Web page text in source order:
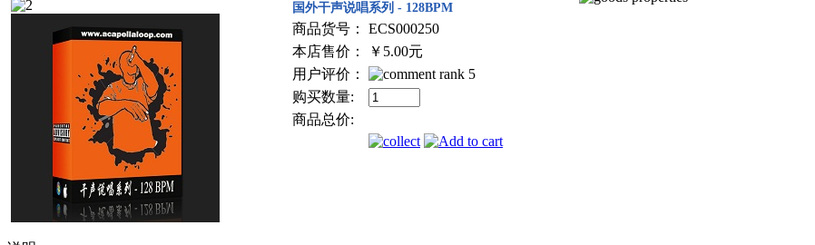
国外干声说唱系列 - 128BPM
商品货号：
ECS000250
本店售价：
￥5.00元
用户评价：
购买数量:
商品总价: